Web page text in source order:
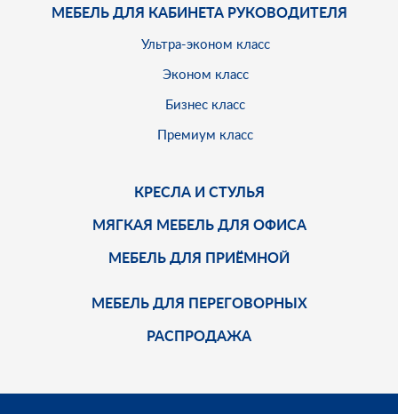
МЕБЕЛЬ ДЛЯ КАБИНЕТА РУКОВОДИТЕЛЯ
Ультра-эконом класс
Эконом класс
Бизнес класс
Премиум класс
КРЕСЛА И СТУЛЬЯ
МЯГКАЯ МЕБЕЛЬ ДЛЯ ОФИСА
МЕБЕЛЬ ДЛЯ ПРИЁМНОЙ
МЕБЕЛЬ ДЛЯ ПЕРЕГОВОРНЫХ
РАСПРОДАЖА